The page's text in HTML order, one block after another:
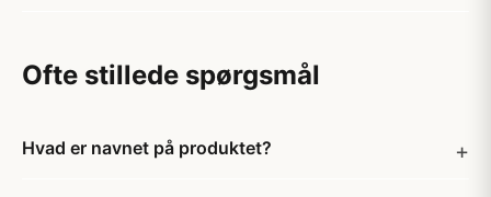
Ofte stillede spørgsmål
Hvad er navnet på produktet?